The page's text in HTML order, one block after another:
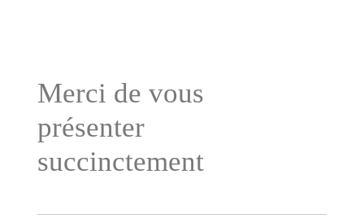
Merci de vous
présenter
succinctement